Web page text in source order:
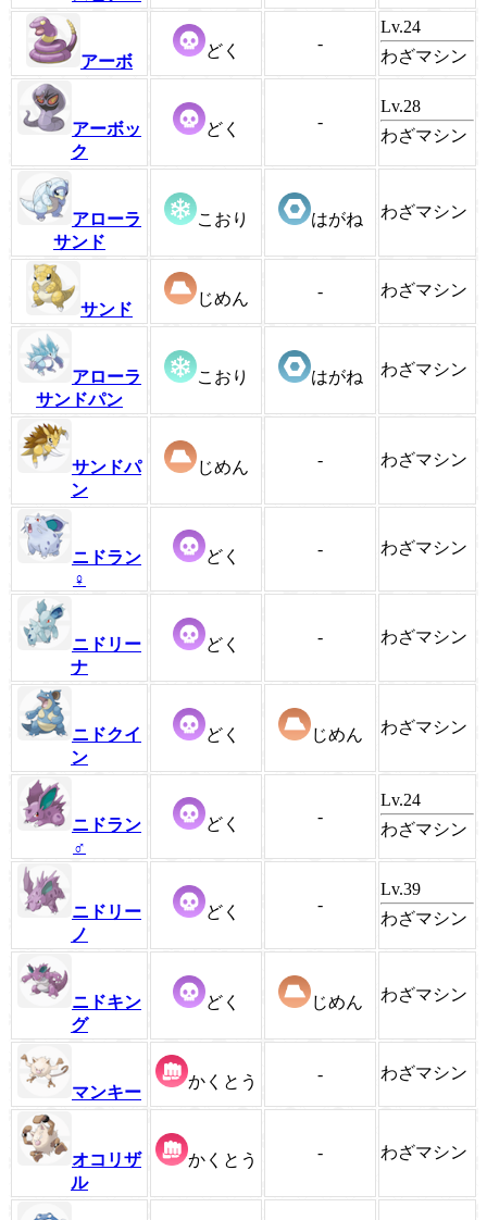
アーボ
どく -
Lv.24
わざマシン
アーボッ
ク
どく -
Lv.28
わざマシン
アローラ
サンド
こおり はがね わざマシン
サンド
じめん - わざマシン
アローラ
サンドパン
こおり はがね わざマシン
サンドパ
ン
じめん - わざマシン
ニドラン
♀
どく - わざマシン
ニドリー
ナ
どく - わざマシン
ニドクイ
ン
どく じめん わざマシン
ニドラン
♂
どく -
Lv.24
わざマシン
ニドリー
ノ
どく -
Lv.39
わざマシン
ニドキン
グ
どく じめん わざマシン
マンキー
かくとう - わざマシン
オコリザ
ル
かくとう - わざマシン